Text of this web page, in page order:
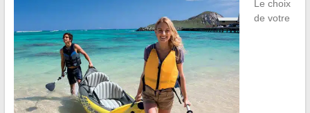
Le choix
de votre